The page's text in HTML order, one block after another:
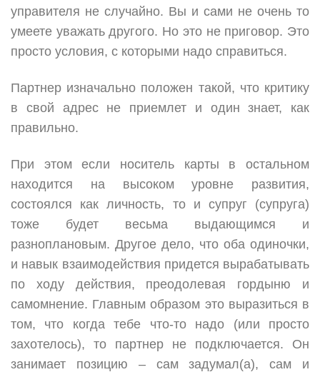
управителя не случайно. Вы и сами не очень то
умеете уважать другого. Но это не приговор. Это
просто условия, с которыми надо справиться.
Партнер изначально положен такой, что критику
в свой адрес не приемлет и один знает, как
правильно.
При этом если носитель карты в остальном
находится на высоком уровне развития,
состоялся как личность, то и супруг (супруга)
тоже будет весьма выдающимся и
разноплановым. Другое дело, что оба одиночки,
и навык взаимодействия придется вырабатывать
по ходу действия, преодолевая гордыню и
самомнение. Главным образом это выразиться в
том, что когда тебе что-то надо (или просто
захотелось), то партнер не подключается. Он
занимает позицию – сам задумал(а), сам и